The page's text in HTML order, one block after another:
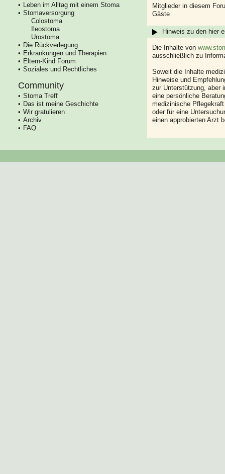
Leben im Alltag mit einem Stoma
Stomaversorgung
Colostoma
Ileostoma
Urostoma
Die Rückverlegung
Erkrankungen und Therapien
Eltern-Kind Forum
Soziales und Rechtliches
Community
Stoma Treff
Das ist meine Geschichte
Wir gratulieren
Archiv
FAQ
Mitglieder in diesem
Gäste
Hinweis zu den hier
Die Inhalte von
ausschließlich zu
Soweit die Inhalte
Hinweise und
zur Unterstützung, aber
eine persönliche
medizinische
oder für eine
einen approbierten Arzt